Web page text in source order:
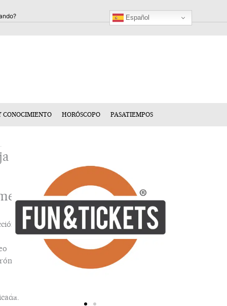
Español
CONOCIMIENTO HORÓSCOPO PASATIEMPOS